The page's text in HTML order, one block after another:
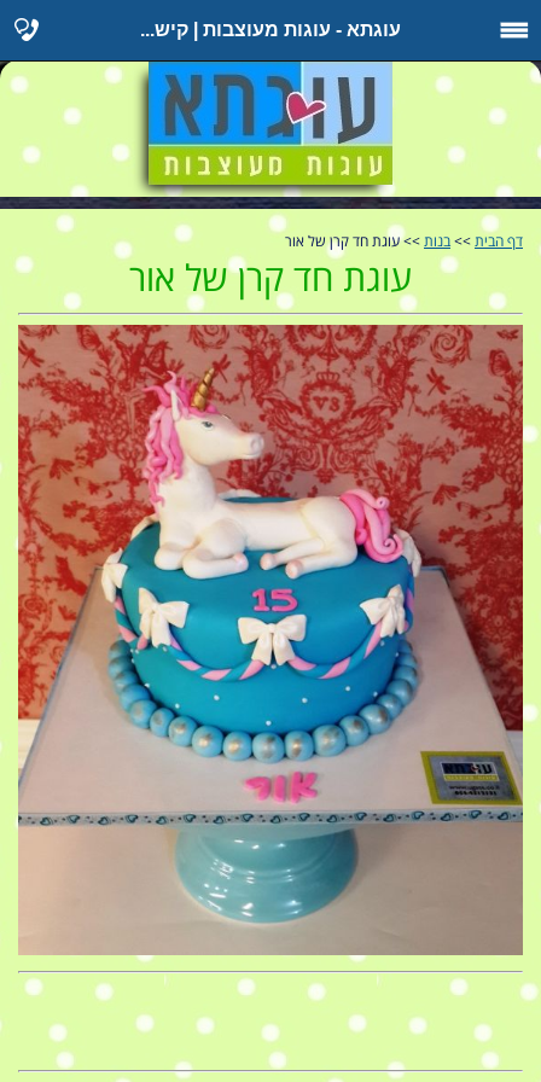
עוגתא - עוגות מעוצבות | קיש...
דף הבית >> בנות >> עוגת חד קרן של אור
עוגת חד קרן של אור